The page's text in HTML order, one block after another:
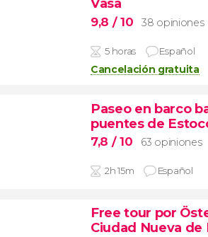
Vasa
9,8 / 10 38 opiniones
5 horas Español
Cancelación gratuita
Paseo en barco
puentes de
7,8 / 10 63 opiniones
2h 15m Español
Free tour por
Ciudad Nueva